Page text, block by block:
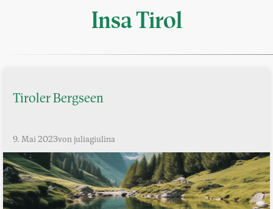
Insa Tirol
Tiroler Bergseen
9. Mai 2023von juliagiulina